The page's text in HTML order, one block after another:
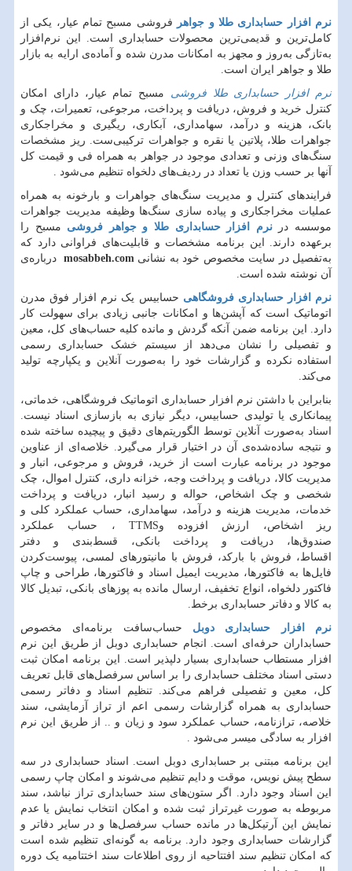
نرم افزار حسابداری طلا و جواهر
فروشی مسبح تمام عیار، یکی از
کامل‌ترین و قدیمی‌ترین محصولات حسابداری است. این نرم‌افزار
به‌تازگی به‌روز و مجهز به امکانات مدرن شده و آماده‌ی ارایه به بازار
طلا و جواهر ایران است.
نرم افزار حسابداری طلا فروشی مسبح تمام عیار، دارای امکان
کنترل خرید و فروش، دریافت و پرداخت، مرجوعی، تعمیرات، چک و
بانک، هزینه و درآمد، سهامداری، آبکاری، ریگیری و مخراجکاری
جواهرات طلا، پلاتین یا نقره و جواهرات ترکیبی‌ست. ریز مشخصات
سنگ‌های وزنی و تعدادی موجود در جواهر به همراه فی و قیمت کل
آنها بر حسب وزن یا تعداد در ردیف‌های دلخواه تنظیم می‌شود
فرایندهای کنترل و مدیریت سنگ‌های جواهرات و بارخونه به همراه
عملیات مخراجکاری و پیاده سازی سنگ‌ها وظیفه مدیریت جواهرات
موسسه در
نرم افزار حسابداری طلا و جواهر فروشی مسبح را
برعهده دارند. این برنامه مشخصات و قابلیت‌های فراوانی دارد که
به‌تفصیل در سایت مخصوص خود به نشانی mosabbeh.com درباره‌ی
آن نوشته شده است.
نرم افزار حسابداری فروشگاهی حسابیس یک نرم افزار فوق مدرن
اتوماتیک است که آپشن‌ها و امکانات جانبی زیادی برای سهولت کار
دارد. این برنامه ضمن آنکه گردش و مانده کلیه‌ حساب‌های کل، معین
و تفصیلی را نشان می‌دهد از سیستم خشک حسابداری رسمی
استفاده نکرده و گزارشات خود را به‌صورت آنلاین و یکپارچه تولید
می‌کند.
بنابراین با داشتن نرم افزار حسابداری اتوماتیک فروشگاهی، خدماتی،
پیمانکاری یا تولیدی حسابیس، دیگر نیازی به بازسازی اسناد نیست.
اسناد به‌صورت آنلاین توسط الگوریتم‌های دقیق و پیچیده ساخته شده
و نتیجه ساده‌شده‌ی آن در اختیار قرار می‌گیرد. خلاصه‌ای از عناوین
موجود در برنامه عبارت است از خرید، فروش و مرجوعی، انبار و
مدیریت کالا، دریافت و پرداخت وجه، خزانه داری، کنترل اموال، چک
شخصی و چک اشخاص، حواله و رسید انبار، دریافت و پرداخت
خدمات، مدیریت هزینه و درآمد، سهامداری، حساب عملکرد کلی و
ریز اشخاص، ارزش افزوده وTTMS ، حساب عملکرد
صندوق‌ها، دریافت و پرداخت بانکی، قسط‌بندی و دفتر
اقساط، فروش با بارکد، فروش با مانیتورهای لمسی، پیوست‌کردن
فایل‌ها به فاکتورها، مدیریت ایمیل اسناد و فاکتورها، طراحی و چاپ
فاکتور دلخواه، انواع تخفیف، ارسال مانده به پوزهای بانکی، تبدیل کالا
به کالا و دفاتر حسابداری برخط.
نرم افزار حسابداری دوبل حساب‌سافت برنامه‌ای مخصوص
حسابداران حرفه‌ای است. انجام حسابداری دوبل از طریق این نرم
افزار مستطاب حسابداری بسیار دلپذیر است. این برنامه امکان ثبت
دستی اسناد مختلف حسابداری را بر اساس سرفصل‌های قابل تعریف
کل، معین و تفصیلی فراهم می‌کند. تنظیم اسناد و دفاتر رسمی
حسابداری به همراه گزارشات رسمی اعم از تراز آزمایشی، سند
خلاصه، ترازنامه، حساب عملکرد سود و زیان و
از طریق این نرم
افزار به سادگی میسر می‌شود
این برنامه مبتنی بر حسابداری دوبل است. اسناد حسابداری در سه
سطح پیش نویس، موقت و دایم تنظیم می‌شوند و امکان چاپ رسمی
این اسناد وجود دارد. اگر ستون‌های سند حسابداری تراز نباشد، سند
مربوطه به صورت غیرتراز ثبت شده و امکان انتخاب نمایش یا عدم
نمایش این آرتیکل‌ها در مانده حساب سرفصل‌ها و در سایر دفاتر و
گزارشات حسابداری وجود دارد. برنامه به گونه‌ای تنظیم شده است
که امکان تنظیم سند افتتاحیه از روی اطلاعات سند اختتامیه یک دوره